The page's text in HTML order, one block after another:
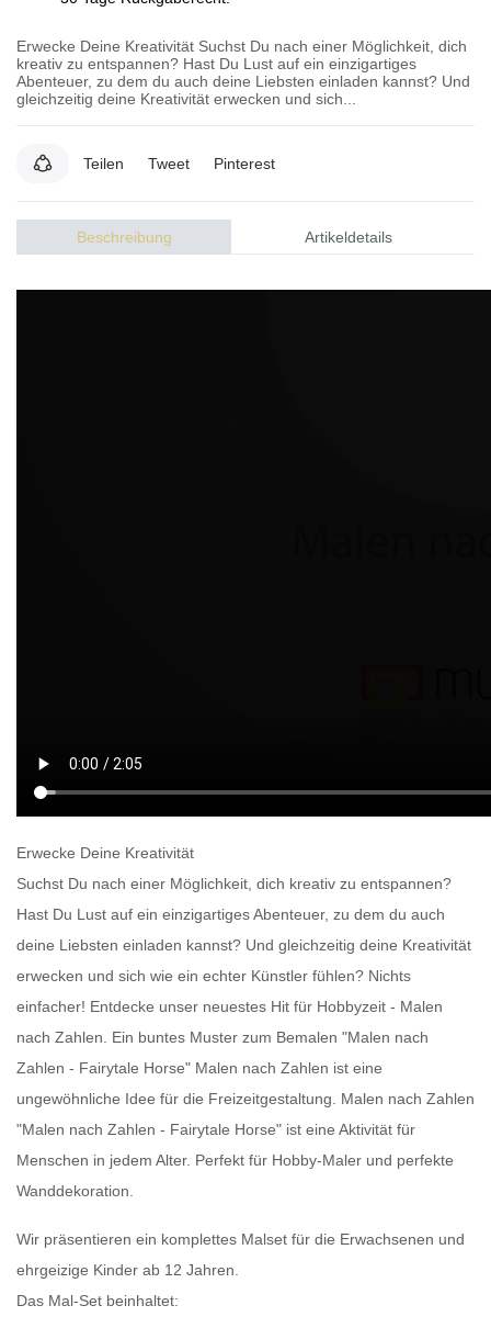
Erwecke Deine Kreativität Suchst Du nach einer Möglichkeit, dich
kreativ zu entspannen? Hast Du Lust auf ein einzigartiges
Abenteuer, zu dem du auch deine Liebsten einladen kannst? Und
gleichzeitig deine Kreativität erwecken und sich...
Teilen Tweet Pinterest
Beschreibung Artikeldetails
Erwecke Deine Kreativität
Suchst Du nach einer Möglichkeit, dich kreativ zu entspannen?
Hast Du Lust auf ein einzigartiges Abenteuer, zu dem du auch
deine Liebsten einladen kannst? Und gleichzeitig deine Kreativität
erwecken und sich wie ein echter Künstler fühlen? Nichts
einfacher! Entdecke unser neuestes Hit für Hobbyzeit - Malen
nach Zahlen. Ein buntes Muster zum Bemalen "Malen nach
Zahlen - Fairytale Horse" Malen nach Zahlen ist eine
ungewöhnliche Idee für die Freizeitgestaltung. Malen nach Zahlen
"Malen nach Zahlen - Fairytale Horse" ist eine Aktivität für
Menschen in jedem Alter. Perfekt für Hobby-Maler und perfekte
Wanddekoration.
Wir präsentieren ein komplettes Malset für die Erwachsenen und
ehrgeizige Kinder ab 12 Jahren.
Das Mal-Set beinhaltet: